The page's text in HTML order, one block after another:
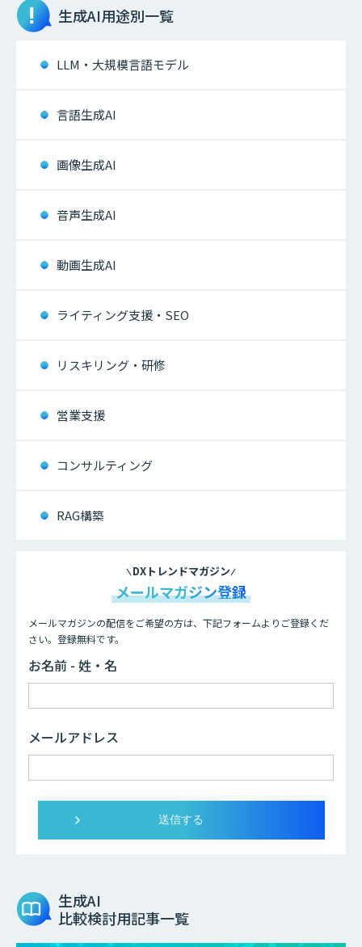
生成AI用途別一覧
LLM・大規模言語モデル
言語生成AI
画像生成AI
音声生成AI
動画生成AI
ライティング支援・SEO
リスキリング・研修
営業支援
コンサルティング
RAG構築
DXトレンドマガジン
メールマガジン登録
メールマガジンの配信をご希望の方は、下記フォームよりご登録くだ
さい。登録無料です。
お名前 - 姓・名
メールアドレス
生成AI
比較検討用記事一覧